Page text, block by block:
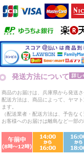
発送方法について
商品のお届けは、兵庫県から発送さ
配送方法は、商品によって、ヤマ
ます。
（配送業者・配送方法は、予告な
お客様へのお届けは離島など一部